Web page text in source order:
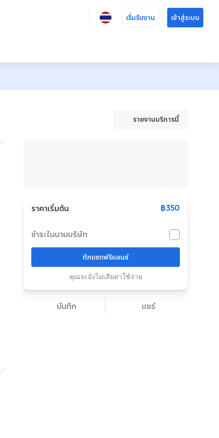
เริ่มรับงาน เข้าสู่ระบบ
รายงานบริการนี้
ราคาเริ่มต้น ฿350
ชำระในนามบริษัท
ทักแชทฟรีแลนซ์
คุณจะยังไม่เสียค่าใช้จ่าย
บันทึก แชร์